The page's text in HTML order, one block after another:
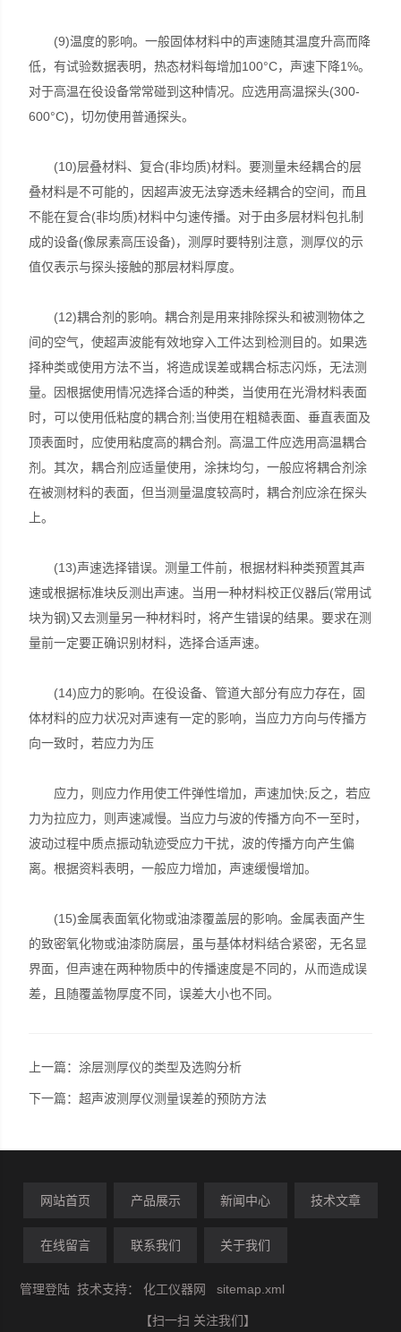
(9)温度的影响。一般固体材料中的声速随其温度升高而降
低，有试验数据表明，热态材料每增加100°C，声速下降1%。
对于高温在役设备常常碰到这种情况。应选用高温探头(300-
600°C)，切勿使用普通探头。
(10)层叠材料、复合(非均质)材料。要测量未经耦合的层
叠材料是不可能的，因超声波无法穿透未经耦合的空间，而且
不能在复合(非均质)材料中匀速传播。对于由多层材料包扎制
成的设备(像尿素高压设备)，测厚时要特别注意，测厚仪的示
值仅表示与探头接触的那层材料厚度。
(12)耦合剂的影响。耦合剂是用来排除探头和被测物体之
间的空气，使超声波能有效地穿入工件达到检测目的。如果选
择种类或使用方法不当，将造成误差或耦合标志闪烁，无法测
量。因根据使用情况选择合适的种类，当使用在光滑材料表面
时，可以使用低粘度的耦合剂;当使用在粗糙表面、垂直表面及
顶表面时，应使用粘度高的耦合剂。高温工件应选用高温耦合
剂。其次，耦合剂应适量使用，涂抹均匀，一般应将耦合剂涂
在被测材料的表面，但当测量温度较高时，耦合剂应涂在探头
上。
(13)声速选择错误。测量工件前，根据材料种类预置其声
速或根据标准块反测出声速。当用一种材料校正仪器后(常用试
块为钢)又去测量另一种材料时，将产生错误的结果。要求在测
量前一定要正确识别材料，选择合适声速。
(14)应力的影响。在役设备、管道大部分有应力存在，固
体材料的应力状况对声速有一定的影响，当应力方向与传播方
向一致时，若应力为压
应力，则应力作用使工件弹性增加，声速加快;反之，若应
力为拉应力，则声速减慢。当应力与波的传播方向不一至时，
波动过程中质点振动轨迹受应力干扰，波的传播方向产生偏
离。根据资料表明，一般应力增加，声速缓慢增加。
(15)金属表面氧化物或油漆覆盖层的影响。金属表面产生
的致密氧化物或油漆防腐层，虽与基体材料结合紧密，无名显
界面，但声速在两种物质中的传播速度是不同的，从而造成误
差，且随覆盖物厚度不同，误差大小也不同。
上一篇：涂层测厚仪的类型及选购分析
下一篇：超声波测厚仪测量误差的预防方法
网站首页 产品展示 新闻中心 技术文章
在线留言 联系我们 关于我们
管理登陆 技术支持：化工仪器网 sitemap.xml
【扫一扫 关注我们】